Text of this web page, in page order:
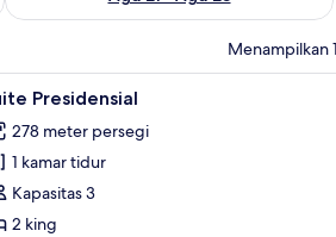
Menampilkan
bulu angsa, dan minibar Suite
6 Presidensial
278 meter persegi
1 kamar tidur
Kapasitas 3
2 king